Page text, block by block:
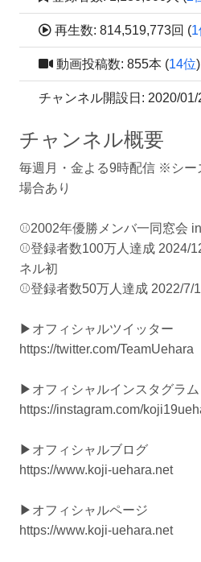
再生数: 814,519,773回 (1
動画投稿数: 855本 (14位)
チャンネル開設日: 2020/01/
チャンネル概要
毎週月・金よる9時配信 ※シー
場合あり
⚾️2002年優勝メンバ一同窓会
⚾️登録者数100万人達成 2024/
ネル初
⚾️登録者数50万人達成 2022/7/
▶オフィシャルツイッター
https://twitter.com/TeamUehara
▶︎オフィシャルインスタグラム
https://instagram.com/
▶︎オフィシャルブログ
https://www.koji-uehara.net
▶オフィシャルページ
https://www.koji-uehara.net